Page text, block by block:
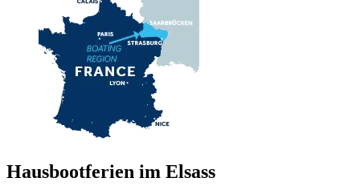
Hausbootferien im Elsass